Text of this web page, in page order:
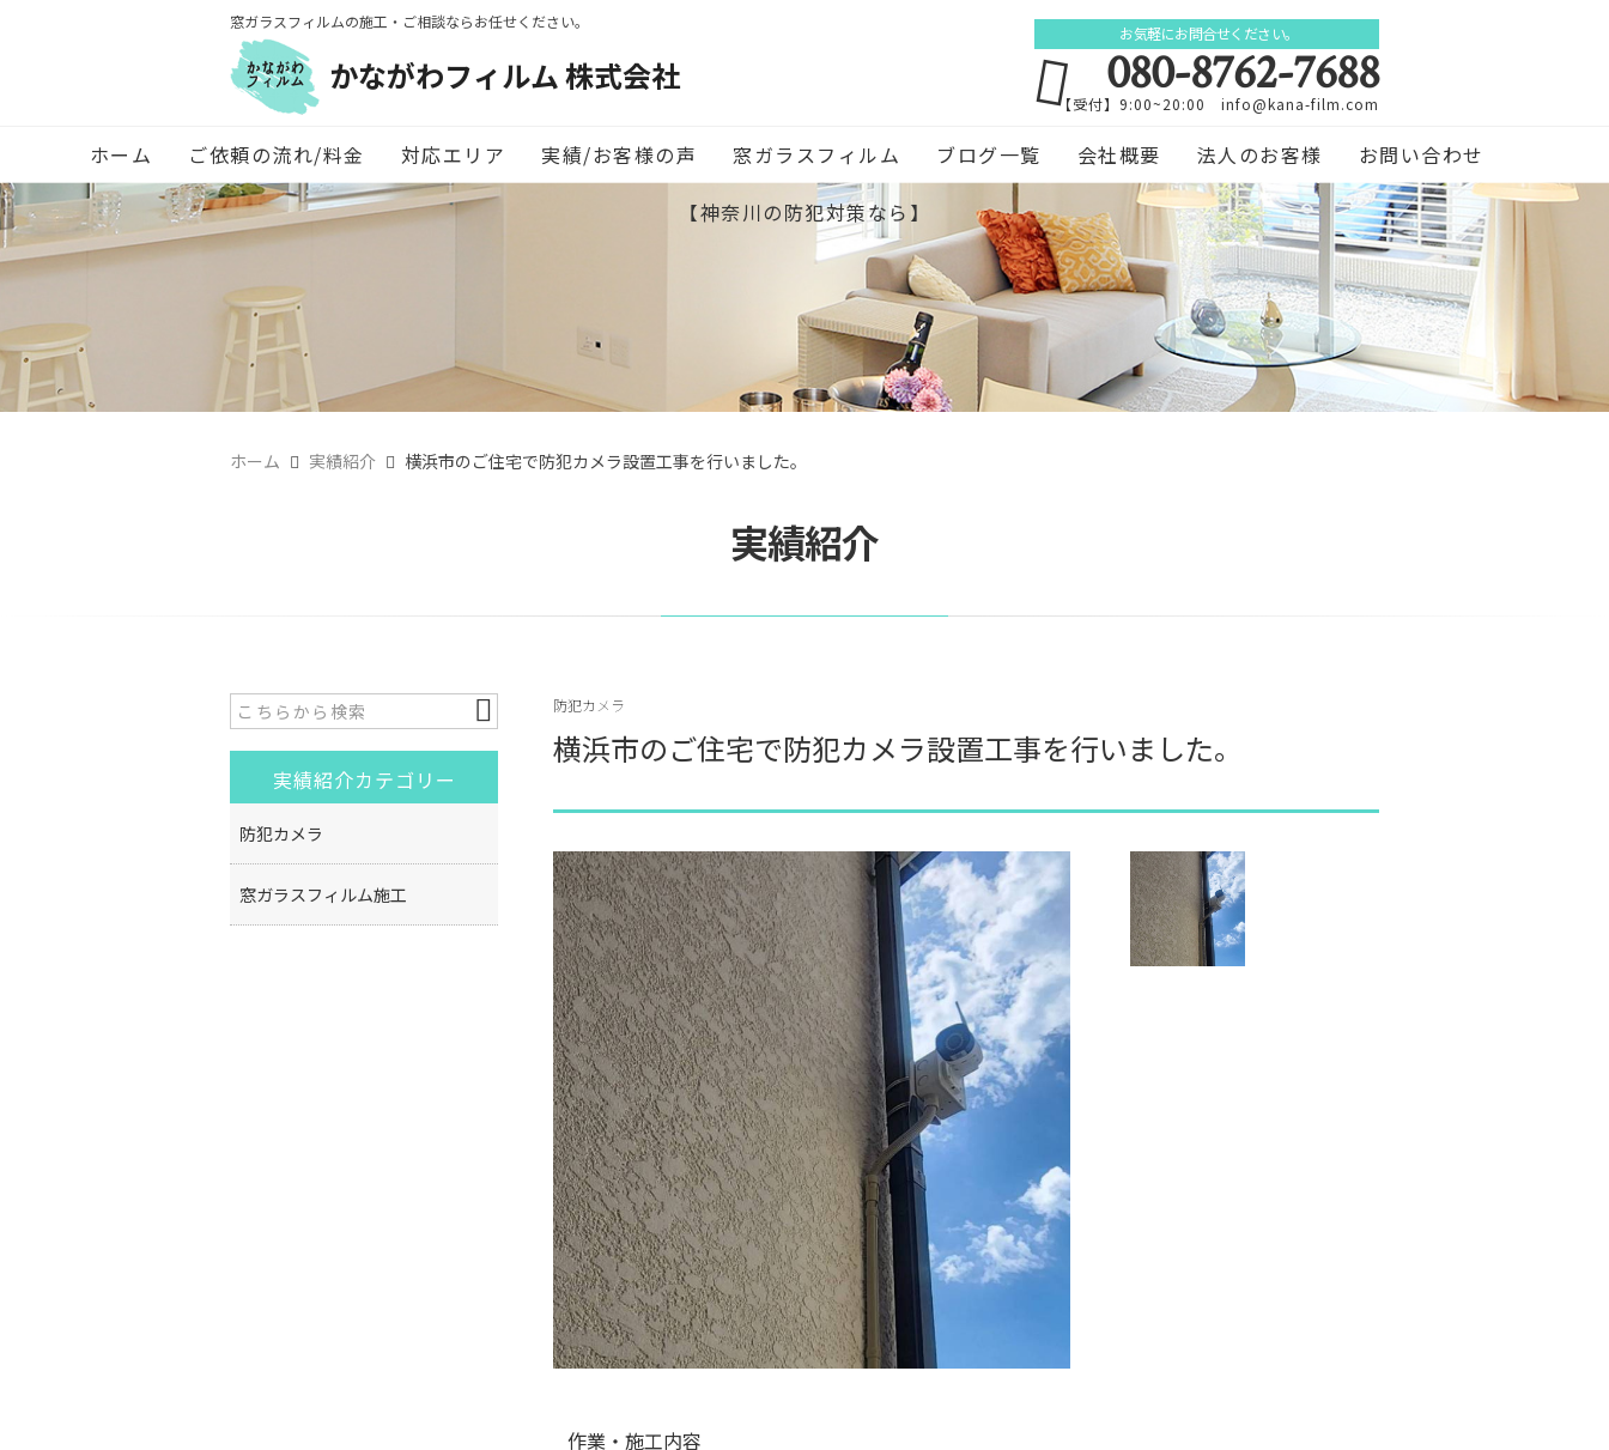
窓ガラスフィルムの施工・ご相談ならお任せください。
かながわフィルム 株式会社
お気軽にお問合せください。
080-8762-7688
【受付】9:00~20:00 info@kana-film.com
ホーム ご依頼の流れ/料金 対応エリア 実績/お客様の声 窓ガラスフィルム ブログ一覧 会社概要 法人のお客様
お問い合わせ
【神奈川の防犯対策なら】
ホーム 実績紹介 横浜市のご住宅で防犯カメラ設置工事を行いました。
実績紹介
防犯カメラ
横浜市のご住宅で防犯カメラ設置工事を行いました。
作業・施工内容
実績紹介カテゴリー
防犯カメラ
窓ガラスフィルム施工